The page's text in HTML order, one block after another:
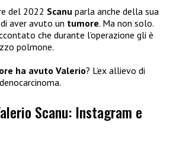
del 2022 Scanu parla anche della sua
di aver avuto un tumore. Ma non solo.
che durante l’operazione gli è
polmone.
ha avuto Valerio? L’ex allievo di
Scanu: Instagram e